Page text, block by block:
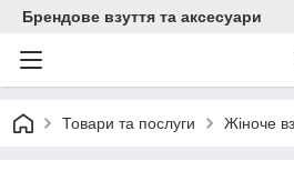
Брендове взуття та аксесуари
Товари та послуги Жіноче